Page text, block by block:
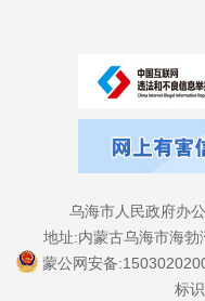
乌海市人民政府办
地址:内蒙古乌海市海
蒙公网安备
标